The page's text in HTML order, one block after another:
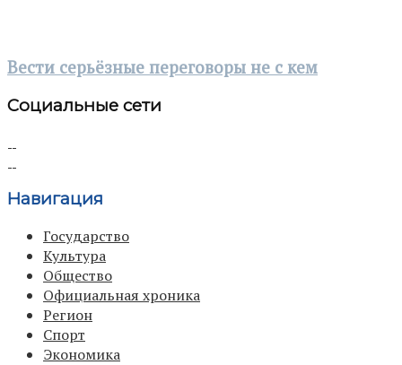
Вести серьёзные переговоры не с кем
Социальные сети
Навигация
Государство
Культура
Общество
Официальная хроника
Регион
Спорт
Экономика